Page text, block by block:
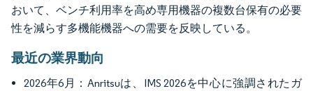
おいて、ベンチ利用率を高め専用機器の複数台保有の必要
性を減らす多機能機器への需要を反映している。
最近の業界動向
2026年6月：Anritsuは、IMS 2026を中心に強調されたガ